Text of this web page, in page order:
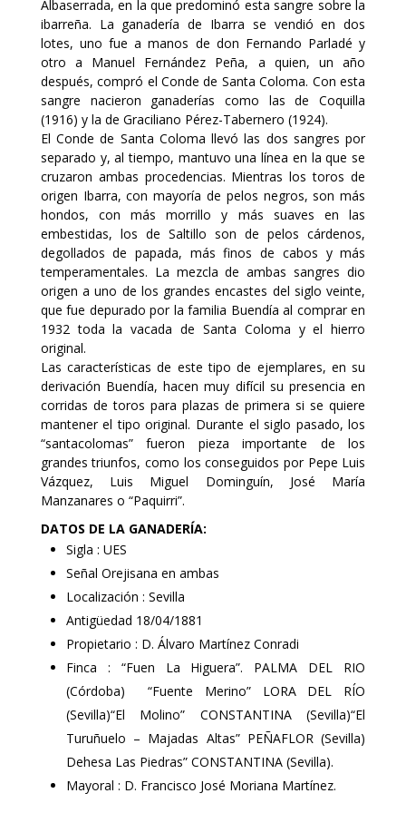
Albaserrada, en la que predominó esta sangre sobre la
ibarreña. La ganadería de Ibarra se vendió en dos
lotes, uno fue a manos de don Fernando Parladé y
otro a Manuel Fernández Peña, a quien, un año
después, compró el Conde de Santa Coloma. Con esta
sangre nacieron ganaderías como las de Coquilla
(1916) y la de Graciliano Pérez-Tabernero (1924).
El Conde de Santa Coloma llevó las dos sangres por
separado y, al tiempo, mantuvo una línea en la que se
cruzaron ambas procedencias. Mientras los toros de
origen Ibarra, con mayoría de pelos negros, son más
hondos, con más morrillo y más suaves en las
embestidas, los de Saltillo son de pelos cárdenos,
degollados de papada, más finos de cabos y más
temperamentales. La mezcla de ambas sangres dio
origen a uno de los grandes encastes del siglo veinte,
que fue depurado por la familia Buendía al comprar en
1932 toda la vacada de Santa Coloma y el hierro
original.
Las características de este tipo de ejemplares, en su
derivación Buendía, hacen muy difícil su presencia en
corridas de toros para plazas de primera si se quiere
mantener el tipo original. Durante el siglo pasado, los
“santacolomas” fueron pieza importante de los
grandes triunfos, como los conseguidos por Pepe Luis
Vázquez, Luis Miguel Dominguín, José María
Manzanares o “Paquirri”.
DATOS DE LA GANADERÍA:
Sigla : UES
Señal Orejisana en ambas
Localización : Sevilla
Antigüedad 18/04/1881
Propietario : D. Álvaro Martínez Conradi
Finca : “Fuen La Higuera”. PALMA DEL RIO
(Córdoba)
“Fuente Merino” LORA DEL RÍO
(Sevilla)“El Molino” CONSTANTINA (Sevilla)“El
Turuñuelo – Majadas Altas” PEÑAFLOR (Sevilla)
Dehesa Las Piedras” CONSTANTINA (Sevilla).
Mayoral : D. Francisco José Moriana Martínez.